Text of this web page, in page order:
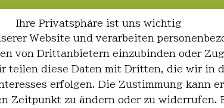
Ihre Privatsphäre ist uns wichtig
Website und verarbeiten
von Drittanbietern einzubinden oder
teilen diese Daten mit Dritten, die wir in
erfolgen. Die Zustimmung kann
zu ändern oder zu widerrufen.